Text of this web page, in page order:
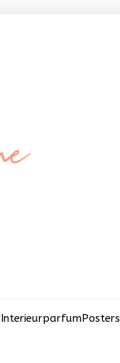
InterieurparfumPosters